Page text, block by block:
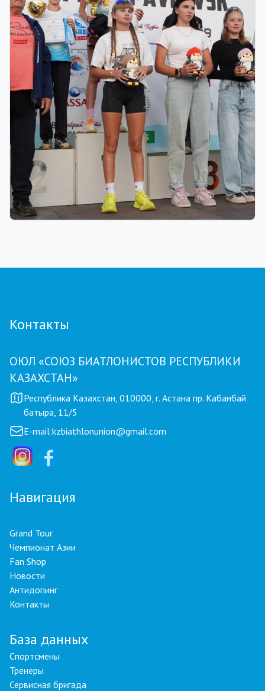
Контакты
ОЮЛ «СОЮЗ БИАТЛОНИСТОВ РЕСПУБЛИКИ
КАЗАХСТАН»
Республика Казахстан, 010000, г. Астана пр. Кабанбай
батыра, 11/5
E-mail:kzbiathlonunion@gmail.com
Навигация
Grand Tour
Чемпионат Азии
Fan Shop
Новости
Антидопинг
Контакты
База данных
Спортсмены
Тренеры
Сервисная бригада